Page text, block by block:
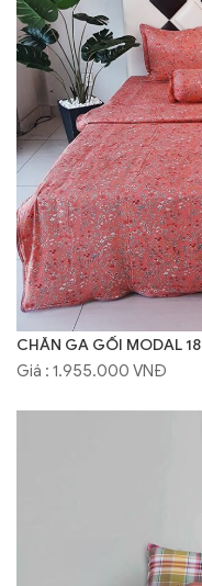
CHĂN GA GỐI MODAL 18
Giá : 1.955.000 VNĐ